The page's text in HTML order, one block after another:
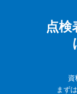
点検
資
まず